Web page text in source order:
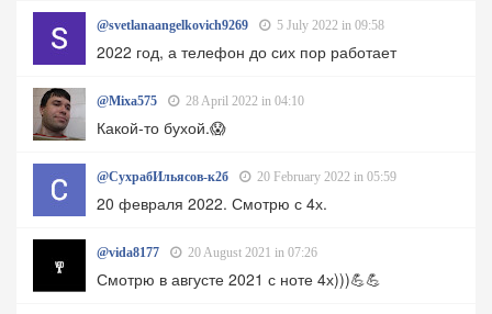
@svetlanaangelkovich9269 5 July 2022 in 09:58
2022 год, а телефон до сих пор работает
@Mixa575 28 April 2022 in 04:10
Какой-то бухой.😱
@СухрабИльясов-к2б 20 February 2022 in 05:59
20 февраля 2022. Смотрю с 4х.
@vida8177 20 August 2021 in 07:26
Смотрю в августе 2021 с ноте 4х)))💪💪